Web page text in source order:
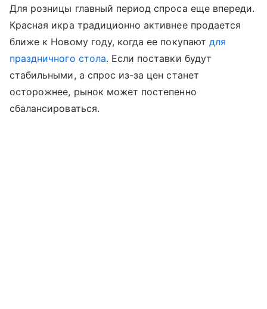
Для розницы главный период спроса еще впереди.
Красная икра традиционно активнее продается
ближе к Новому году, когда ее покупают для
праздничного стола. Если поставки будут
стабильными, а спрос из-за цен станет
осторожнее, рынок может постепенно
сбалансироваться.